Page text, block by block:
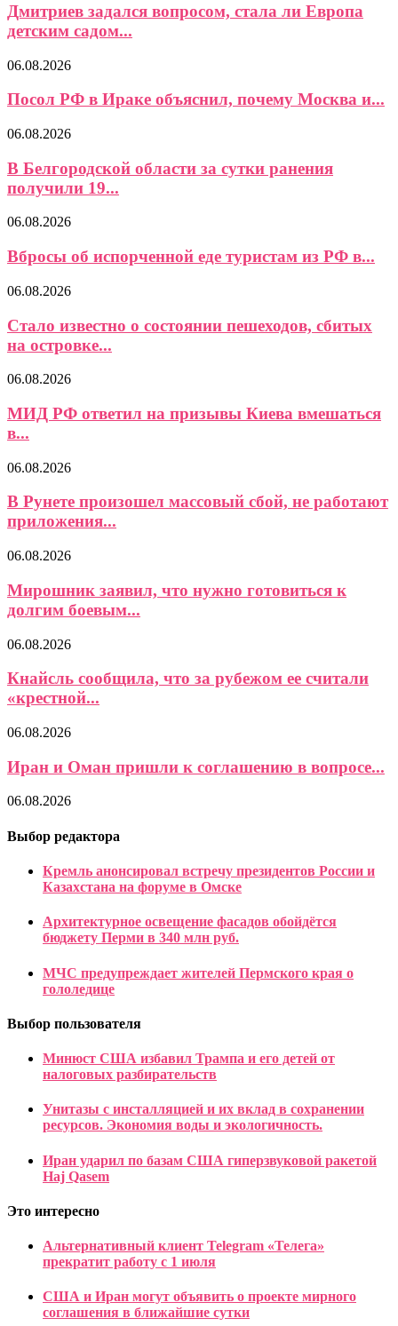
Дмитриев задался вопросом, стала ли Европа
детским садом...
06.08.2026
Посол РФ в Ираке объяснил, почему Москва и...
06.08.2026
В Белгородской области за сутки ранения
получили 19...
06.08.2026
Вбросы об испорченной еде туристам из РФ в...
06.08.2026
Стало известно о состоянии пешеходов, сбитых
на островке...
06.08.2026
МИД РФ ответил на призывы Киева вмешаться
в...
06.08.2026
В Рунете произошел массовый сбой, не работают
приложения...
06.08.2026
Мирошник заявил, что нужно готовиться к
долгим боевым...
06.08.2026
Кнайсль сообщила, что за рубежом ее считали
«крестной...
06.08.2026
Иран и Оман пришли к соглашению в вопросе...
06.08.2026
Выбор редактора
Кремль анонсировал встречу президентов России и
Казахстана на форуме в Омске
Архитектурное освещение фасадов обойдётся
бюджету Перми в 340 млн руб.
МЧС предупреждает жителей Пермского края о
гололедице
Выбор пользователя
Минюст США избавил Трампа и его детей от
налоговых разбирательств
Унитазы с инсталляцией и их вклад в сохранении
ресурсов. Экономия воды и экологичность.
Иран ударил по базам США гиперзвуковой ракетой
Haj Qasem
Это интересно
Альтернативный клиент Telegram «Телега»
прекратит работу с 1 июля
США и Иран могут объявить о проекте мирного
соглашения в ближайшие сутки